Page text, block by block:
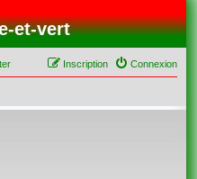
et-vert
Connexion
Inscription